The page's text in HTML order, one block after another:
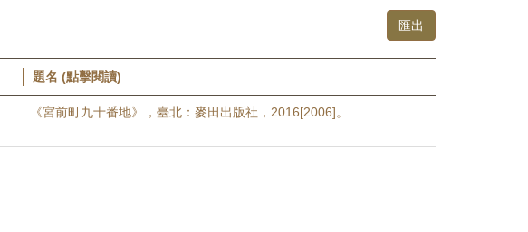
題名 (點擊閱讀)
《宮前町九十番地》，臺北：麥田出版社，2016[2006]。